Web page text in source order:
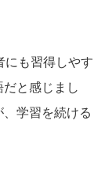
にも習得しやす
と感じまし
学習を続ける